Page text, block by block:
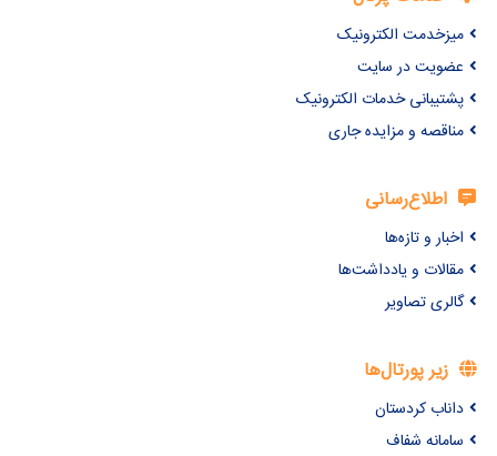
میزخدمت الکترونیک
عضویت در سایت
پشتیبانی خدمات الکترونیک
مناقصه و مزایده جاری
اطلاع‌رسانی
اخبار و تازه‌ها
مقالات و یادداشت‌ها
گالری تصاویر
زیر پورتال‌ها
داناب کردستان
سامانه شفاف